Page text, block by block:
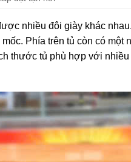
nhiều đôi giày khác
Phía trên tủ còn có
thước tủ phù hợp với